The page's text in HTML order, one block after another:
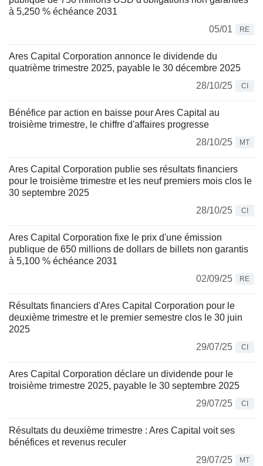
à 5,250 % échéance 2031
05/01
RE
Ares Capital Corporation annonce le dividende du
quatrième trimestre 2025, payable le 30 décembre 2025
28/10/25
CI
Bénéfice par action en baisse pour Ares Capital au
troisième trimestre, le chiffre d'affaires progresse
28/10/25
MT
Ares Capital Corporation publie ses résultats financiers
pour le troisième trimestre et les neuf premiers mois clos le
30 septembre 2025
28/10/25
CI
Ares Capital Corporation fixe le prix d'une émission
publique de 650 millions de dollars de billets non garantis
à 5,100 % échéance 2031
02/09/25
RE
Résultats financiers d'Ares Capital Corporation pour le
deuxième trimestre et le premier semestre clos le 30 juin
2025
29/07/25
CI
Ares Capital Corporation déclare un dividende pour le
troisième trimestre 2025, payable le 30 septembre 2025
29/07/25
CI
Résultats du deuxième trimestre : Ares Capital voit ses
bénéfices et revenus reculer
29/07/25
MT